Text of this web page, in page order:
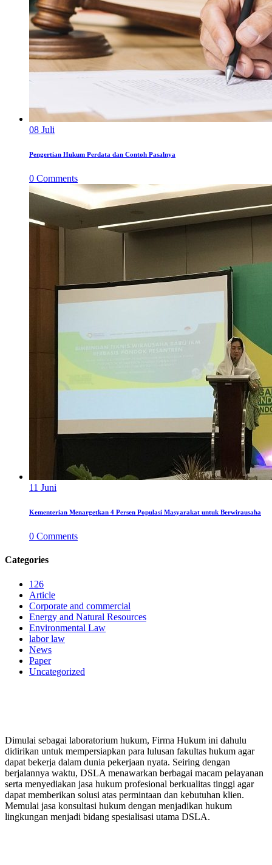
08 Juli
Pengertian Hukum Perdata dan Contoh Pasalnya
0 Comments
11 Juni
Kementerian Menargetkan 4 Persen Populasi Masyarakat untuk Berwirausaha
0 Comments
Categories
126
Article
Corporate and commercial
Energy and Natural Resources
Environmental Law
labor law
News
Paper
Uncategorized
Dimulai sebagai laboratorium hukum, Firma Hukum ini dahulu
didirikan untuk mempersiapkan para lulusan fakultas hukum agar
dapat bekerja dalam dunia pekerjaan nyata. Seiring dengan
berjalannya waktu, DSLA menawarkan berbagai macam pelayanan
serta menyediakan jasa hukum profesional berkualitas tinggi agar
dapat memberikan solusi atas permintaan dan kebutuhan klien.
Memulai jasa konsultasi hukum dengan menjadikan hukum
lingkungan menjadi bidang spesialisasi utama DSLA.